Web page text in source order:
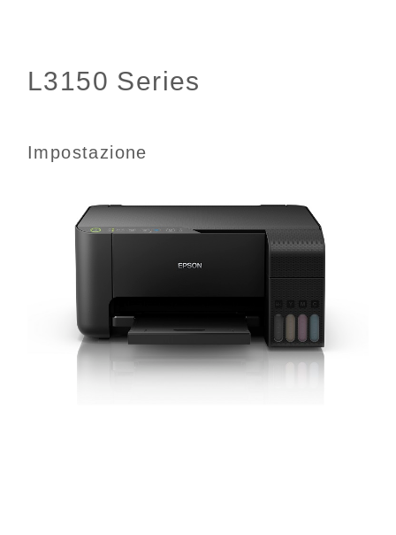
Impostazione